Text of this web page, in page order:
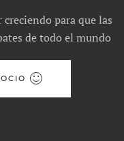
para que las
de todo el mundo